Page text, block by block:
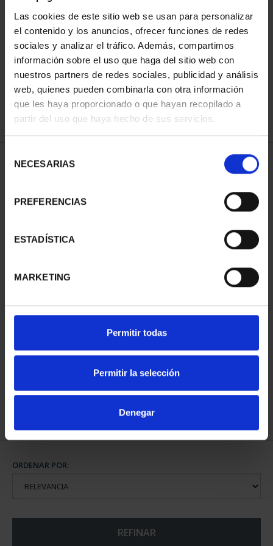
Las cookies de este sitio web se usan para personalizar
el contenido y los anuncios, ofrecer funciones de redes
sociales y analizar el tráfico. Además, compartimos
información sobre el uso que haga del sitio web con
nuestros partners de redes sociales, publicidad y análisis
web, quienes pueden combinarla con otra información
que les haya proporcionado o que hayan recopilado a
partir del uso que haya hecho de sus servicios.
NECESARIAS
PREFERENCIAS
ESTADÍSTICA
MARKETING
Permitir todas
Permitir la selección
Denegar
ORDENAR POR:
REFINAR
1 Productos encontrados
PROVINCIA COLECCION
COMPLET...
ORDENAR POR:
REFINAR